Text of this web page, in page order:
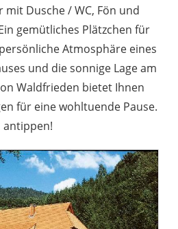
Dusche / WC, Fön und
gemütliches Plätzchen für
Atmosphäre eines
und die sonnige Lage am
Waldfrieden bietet Ihnen
für eine wohltuende Pause.
antippen!